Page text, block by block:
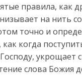
правила, как
на нить
точно и
когда
укрощает
слова Божия